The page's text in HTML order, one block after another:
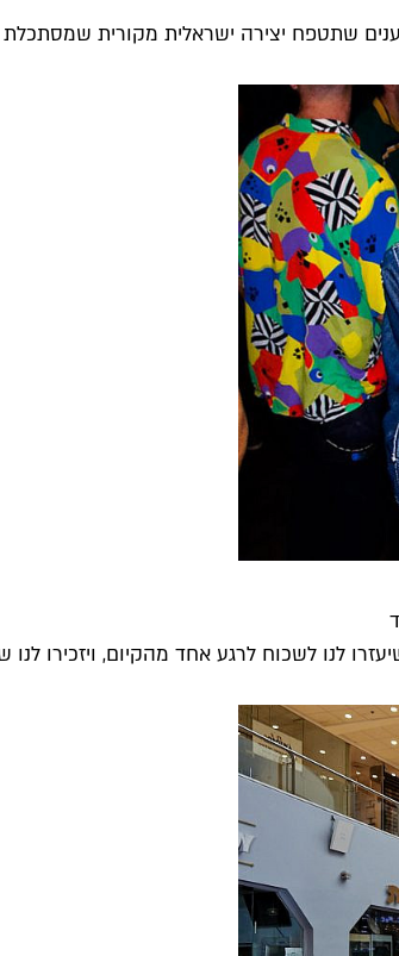
שתטפח יצירה ישראלית מקורית
לנו לשכוח לרגע אחד מהקיום, ויזכירו לנו